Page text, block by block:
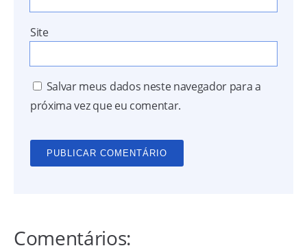
Site
Salvar meus dados neste navegador para a
próxima vez que eu comentar.
Comentários: